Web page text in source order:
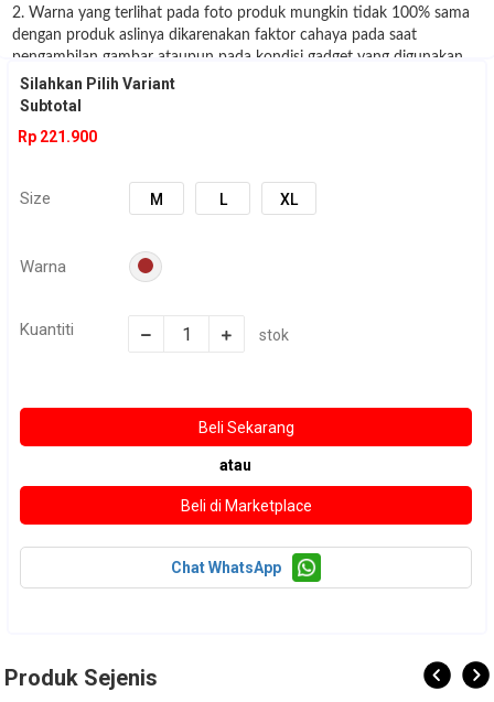
2. Warna yang terlihat pada foto produk mungkin tidak 100% sama
dengan produk aslinya dikarenakan faktor cahaya pada saat
pengambilan gambar ataupun pada kondisi gadget yang digunakan
untuk melihat gambar
3. Disarankan sebelum order check stock dulu ke admin :)
Silahkan Pilih Variant
Subtotal
Rp 221.900
Size M L XL
Warna
Kuantiti stok
atau
Chat WhatsApp
Produk Sejenis